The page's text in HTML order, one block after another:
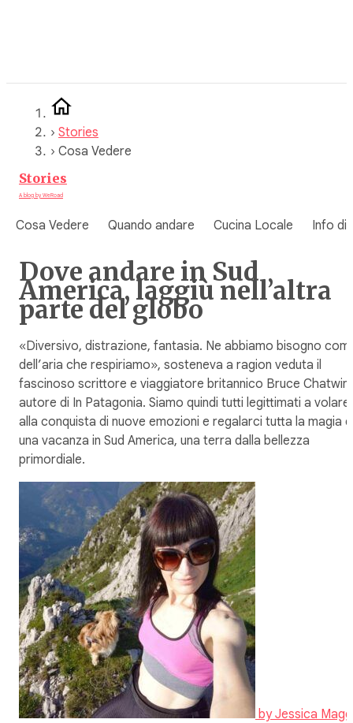
› Stories
› Cosa Vedere
Stories
A blog by WeRoad
Cosa Vedere Quando andare Cucina Locale Info di
Dove andare in Sud
America, laggiù nell’altra
parte del globo
«Diversivo, distrazione, fantasia. Ne abbiamo bisogno
dell’aria che respiriamo», sosteneva a ragion veduta il
fascinoso scrittore e viaggiatore britannico Bruce Chatwin,
autore di In Patagonia. Siamo quindi tutti legittimati a volare
alla conquista di nuove emozioni e regalarci tutta la magia
una vacanza in Sud America, una terra dalla bellezza
primordiale.
byJessica